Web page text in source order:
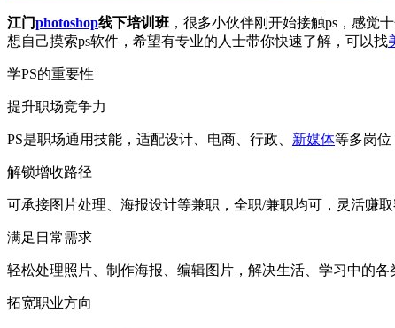
江门photoshop线下培训班 ，很多小伙伴刚开始接触ps，感觉
想自己摸索ps软件，希望有专业的人士带你快速了解，可以找
学PS的重要性
提升职场竞争力
PS是职场通用技能，适配设计、电商、行政、 新媒体等多岗位
解锁增收路径
可承接图片处理、海报设计等兼职，全职/兼职均可，灵活赚取
满足日常需求
轻松处理照片、制作海报、编辑图片，解决生活、学习中的各
拓宽职业方向